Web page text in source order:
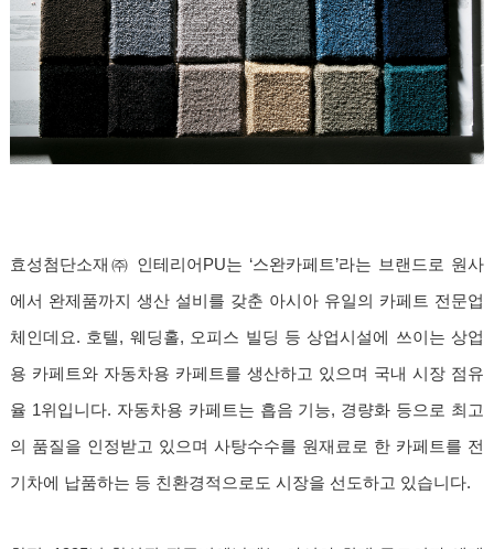
효성첨단소재㈜ 인테리어PU는 ‘스완카페트’라는 브랜드로 원사
에서 완제품까지 생산 설비를 갖춘 아시아 유일의 카페트 전문업
체인데요. 호텔, 웨딩홀, 오피스 빌딩 등 상업시설에 쓰이는 상업
용 카페트와 자동차용 카페트를 생산하고 있으며 국내 시장 점유
율 1위입니다. 자동차용 카페트는 흡음 기능, 경량화 등으로 최고
의 품질을 인정받고 있으며 사탕수수를 원재료로 한 카페트를 전
기차에 납품하는 등 친환경적으로도 시장을 선도하고 있습니다.